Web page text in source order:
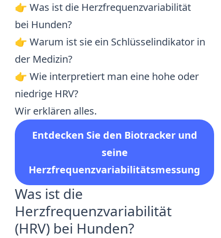
👉 Was ist die Herzfrequenzvariabilität
bei Hunden?
👉 Warum ist sie ein Schlüsselindikator in
der Medizin?
👉 Wie interpretiert man eine hohe oder
niedrige HRV?
Wir erklären alles.
Entdecken Sie den Biotracker und
seine
Herzfrequenzvariabilitätsmessung
Was ist die
Herzfrequenzvariabilität
(HRV) bei Hunden?